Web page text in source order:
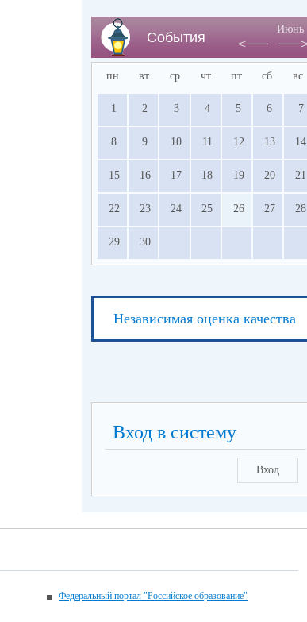
События
Июнь
пн вт ср чт пт сб вс
1 2 3 4 5 6 7
8 9 10 11 12 13 14
15 16 17 18 19 20 21
22 23 24 25 26 27 28
29 30
Независимая оценка качества
Вход в систему
Вход
Федеральный портал "Российское образование"